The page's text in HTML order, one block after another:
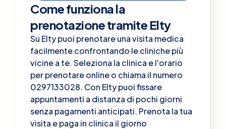
Come funziona la
prenotazione tramite Elty
Su Elty puoi prenotare una visita medica
facilmente confrontando le cliniche più
vicine a te. Seleziona la clinica e l'orario
per prenotare online o chiama il numero
0297133028. Con Elty puoi fissare
appuntamenti a distanza di pochi giorni
senza pagamenti anticipati. Prenota la tua
visita e paga in clinica il giorno